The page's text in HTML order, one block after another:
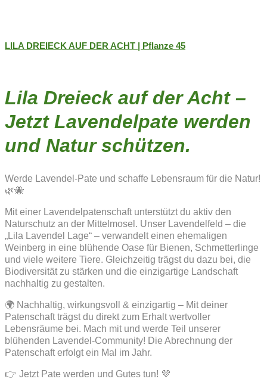
LILA DREIECK AUF DER ACHT | Pflanze 45
Lila Dreieck auf der Acht –
Jetzt Lavendelpate werden
und Natur schützen.
Werde Lavendel-Pate und schaffe Lebensraum für die Natur!
🌿🐝
Mit einer Lavendelpatenschaft unterstützt du aktiv den
Naturschutz an der Mittelmosel. Unser Lavendelfeld – die
„Lila Lavendel Lage“ – verwandelt einen ehemaligen
Weinberg in eine blühende Oase für Bienen, Schmetterlinge
und viele weitere Tiere. Gleichzeitig trägst du dazu bei, die
Biodiversität zu stärken und die einzigartige Landschaft
nachhaltig zu gestalten.
🌍 Nachhaltig, wirkungsvoll & einzigartig – Mit deiner
Patenschaft trägst du direkt zum Erhalt wertvoller
Lebensräume bei. Mach mit und werde Teil unserer
blühenden Lavendel-Community! Die Abrechnung der
Patenschaft erfolgt ein Mal im Jahr.
👉 Jetzt Pate werden und Gutes tun! 💜